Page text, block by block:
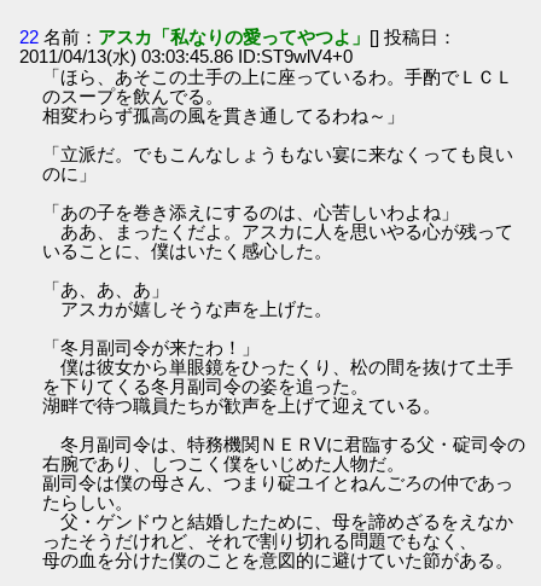
22 名前： アスカ「私なりの愛ってやつよ」 [] 投稿日：
2011/04/13(水) 03:03:45.86 ID:ST9wlV4+0
「ほら、あそこの土手の上に座っているわ。手酌でＬＣＬ
のスープを飲んでる。
相変わらず孤高の風を貫き通してるわね～」
「立派だ。でもこんなしょうもない宴に来なくっても良い
のに」
「あの子を巻き添えにするのは、心苦しいわよね」
ああ、まったくだよ。アスカに人を思いやる心が残って
いることに、僕はいたく感心した。
「あ、あ、あ」
アスカが嬉しそうな声を上げた。
「冬月副司令が来たわ！」
僕は彼女から単眼鏡をひったくり、松の間を抜けて土手
を下りてくる冬月副司令の姿を追った。
湖畔で待つ職員たちが歓声を上げて迎えている。
冬月副司令は、特務機関ＮＥＲVに君臨する父・碇司令の
右腕であり、しつこく僕をいじめた人物だ。
副司令は僕の母さん、つまり碇ユイとねんごろの仲であっ
たらしい。
父・ゲンドウと結婚したために、母を諦めざるをえなか
ったそうだけれど、それで割り切れる問題でもなく、
母の血を分けた僕のことを意図的に避けていた節がある。